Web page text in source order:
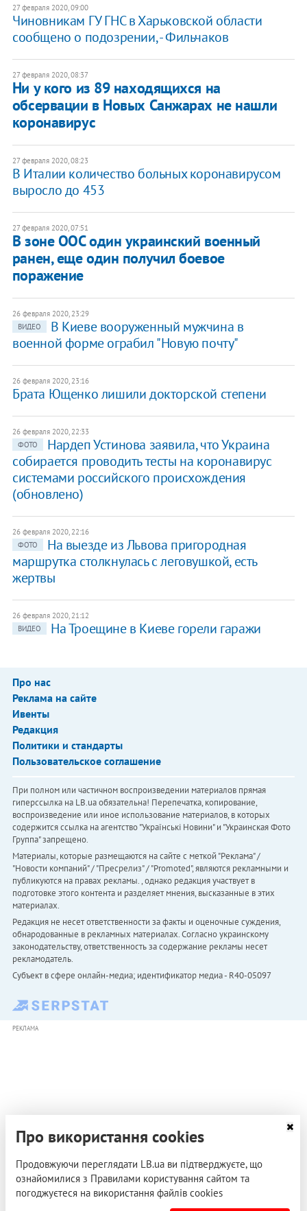
27 февраля 2020, 09:00
Чиновникам ГУ ГНС в Харьковской области
сообщено о подозрении, - Фильчаков
27 февраля 2020, 08:37
Ни у кого из 89 находящихся на
обсервации в Новых Санжарах не нашли
коронавирус
27 февраля 2020, 08:23
В Италии количество больных коронавирусом
выросло до 453
27 февраля 2020, 07:51
В зоне ООС один украинский военный
ранен, еще один получил боевое
поражение
26 февраля 2020, 23:29
ВИДЕО
В Киеве вооруженный мужчина в
военной форме ограбил "Новую почту"
26 февраля 2020, 23:16
Брата Ющенко лишили докторской степени
26 февраля 2020, 22:33
ФОТО
Нардеп Устинова заявила, что Украина
собирается проводить тесты на коронавирус
системами российского происхождения
(обновлено)
26 февраля 2020, 22:16
ФОТО
На выезде из Львова пригородная
маршрутка столкнулась с леговушкой, есть
жертвы
26 февраля 2020, 21:12
ВИДЕО
На Троещине в Киеве горели гаражи
Про нас
Реклама на сайте
Ивенты
Редакция
Политики и стандарты
Пользовательское соглашение
При полном или частичном воспроизведении материалов прямая
гиперссылка на LB.ua обязательна! Перепечатка, копирование,
воспроизведение или иное использование материалов, в которых
содержится ссылка на агентство "Українськi Новини" и "Украинская Фото
Группа" запрещено.
Материалы, которые размещаются на сайте с меткой "Реклама" /
"Новости компаний" / "Пресрелиз" / "Promoted", являются рекламными и
публикуются на правах рекламы. , однако редакция участвует в
подготовке этого контента и разделяет мнения, высказанные в этих
материалах.
Редакция не несет ответственности за факты и оценочные суждения,
обнародованные в рекламных материалах. Согласно украинскому
законодательству, ответственность за содержание рекламы несет
рекламодатель.
Субъект в сфере онлайн-медиа; идентификатор медиа - R40-05097
РЕКЛАМА
Про використання cookies
Продовжуючи переглядати LB.ua ви підтверджуєте, що
ознайомилися з Правилами користування сайтом та
погоджуєтеся на використання файлів cookies